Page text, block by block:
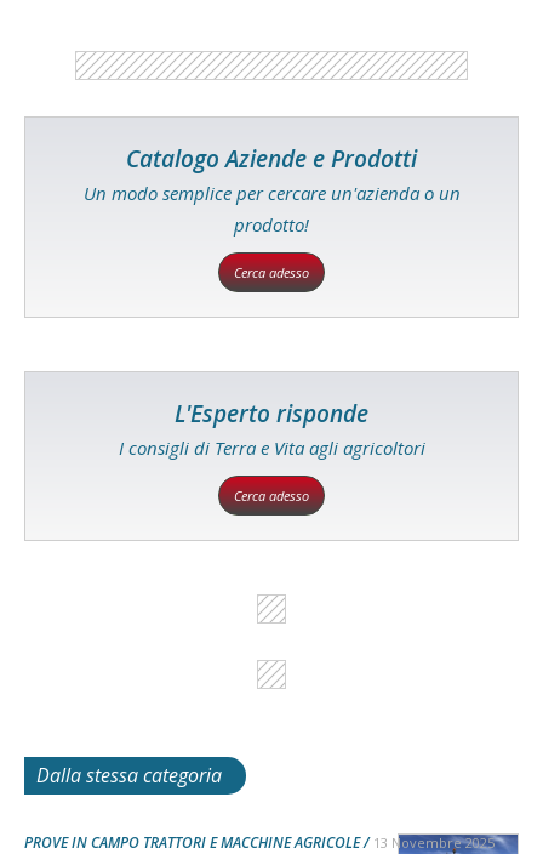
Catalogo Aziende e Prodotti
Un modo semplice per cercare un'azienda o un
prodotto!
Cerca adesso
L'Esperto risponde
I consigli di Terra e Vita agli agricoltori
Cerca adesso
Dalla stessa categoria
PROVE IN CAMPO TRATTORI E MACCHINE AGRICOLE 13 Novembre 2025